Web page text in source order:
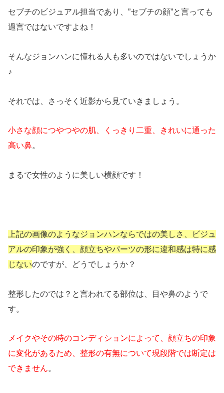
セブチのビジュアル担当であり、”セブチの顔”と言っても
過言ではないですよね！
そんなジョンハンに憧れる人も多いのではないでしょうか
♪
それでは、さっそく近影から見ていきましょう。
小さな顔につやつやの肌、くっきり二重、きれいに通った
高い鼻。
まるで女性のように美しい横顔です！
上記の画像のようなジョンハンならではの美しさ、ビジュ
アルの印象が強く、顔立ちやパーツの形に違和感は特に感
じないのですが、どうでしょうか？
整形したのでは？と言われてる部位は、目や鼻のようで
す。
メイクやその時のコンディションによって、顔立ちの印象
に変化があるため、整形の有無について現段階では断定は
できません。